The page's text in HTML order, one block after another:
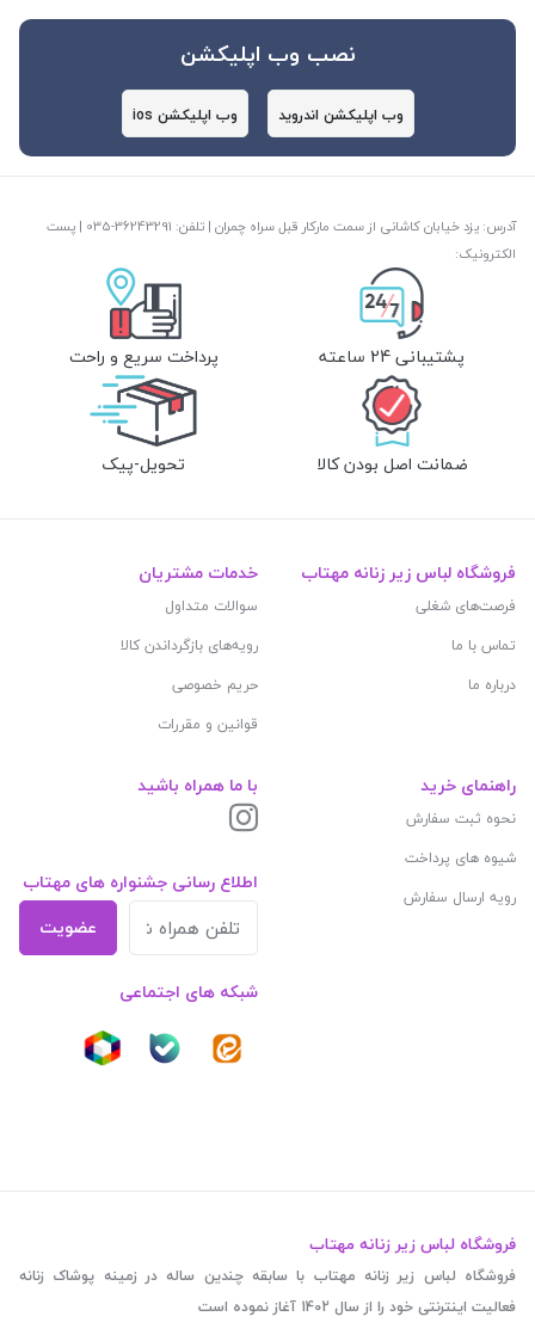
نصب وب اپلیکشن
وب اپلیکشن اندروید وب اپلیکشن ios
آدرس: یزد خیابان کاشانی از سمت مارکار قبل سراه چمران | تلفن: ‎035-36243291 | پست
الکترونیک:
پشتیبانی 24 ساعته پرداخت سریع و راحت
ضمانت اصل بودن کالا تحویل-پیک
فروشگاه لباس زیر زنانه مهتاب
فرصت‌های شغلی
تماس با ما
درباره ما
خدمات مشتریان
سوالات متداول
رویه‌های بازگرداندن کالا
حریم خصوصی
قوانین و مقررات
راهنمای خرید
نحوه ثبت سفارش
شیوه های پرداخت
رویه ارسال سفارش
با ما همراه باشید
اطلاع رسانی جشنواره های مهتاب
عضویت
شبکه های اجتماعی
فروشگاه لباس زیر زنانه مهتاب
فروشگاه لباس زیر زنانه مهتاب با سابقه چندین ساله در زمینه پوشاک زنانه
فعالیت اینترنتی خود را از سال 1402 آغاز نموده است